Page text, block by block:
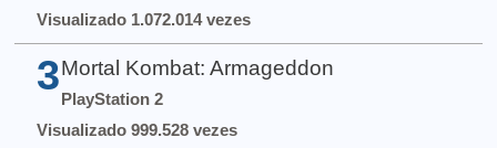
Visualizado 1.072.014 vezes
3 Mortal Kombat: Armageddon
PlayStation 2
Visualizado 999.528 vezes